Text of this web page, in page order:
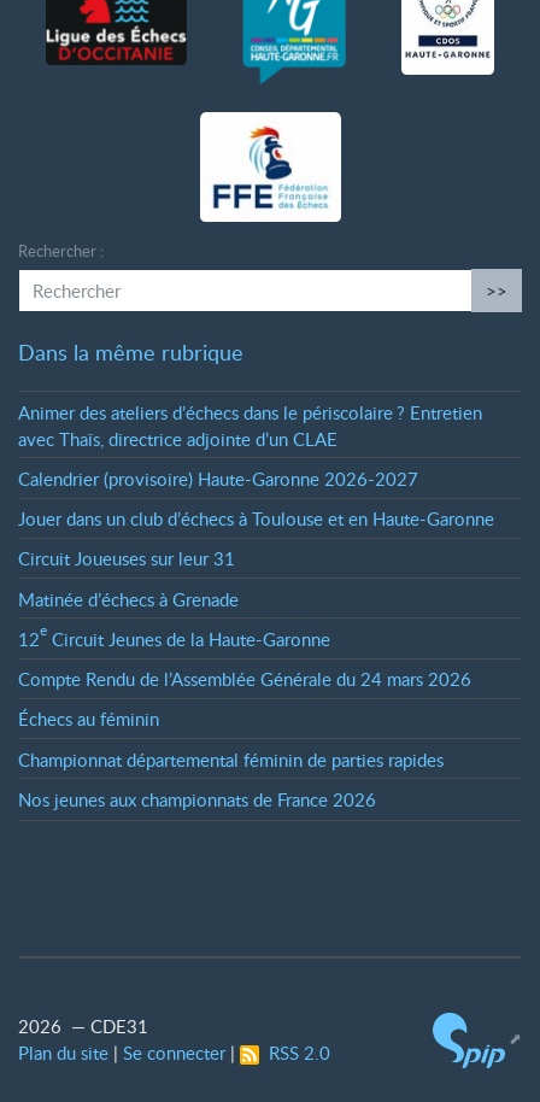
Rechercher :
>>
Dans la même rubrique
Animer des ateliers d’échecs dans le périscolaire ? Entretien
avec Thaïs, directrice adjointe d’un CLAE
Calendrier (provisoire) Haute-Garonne 2026-2027
Jouer dans un club d’échecs à Toulouse et en Haute-Garonne
Circuit Joueuses sur leur 31
Matinée d’échecs à Grenade
12e Circuit Jeunes de la Haute-Garonne
Compte Rendu de l’Assemblée Générale du 24 mars 2026
Échecs au féminin
Championnat départemental féminin de parties rapides
Nos jeunes aux championnats de France 2026
2026 — CDE31
Plan du site | Se connecter| RSS 2.0